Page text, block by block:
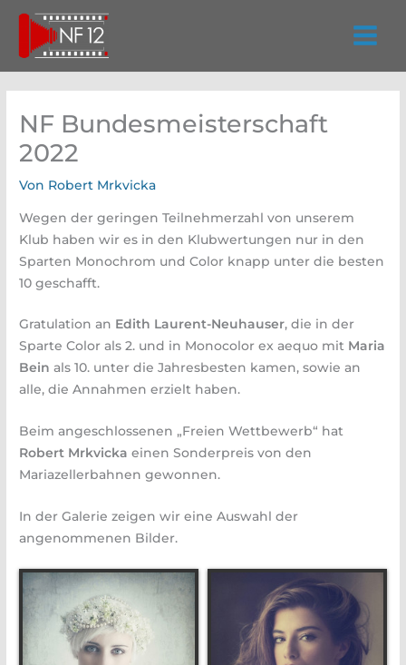
springen
NF Bundesmeisterschaft
2022
Von Robert Mrkvicka
Wegen der geringen Teilnehmerzahl von unserem
Klub haben wir es in den Klubwertungen nur in den
Sparten Monochrom und Color knapp unter die besten
10 geschafft.
Gratulation an Edith Laurent-Neuhauser, die in der
Sparte Color als 2. und in Monocolor ex aequo mit Maria
Bein als 10. unter die Jahresbesten kamen, sowie an
alle, die Annahmen erzielt haben.
Beim angeschlossenen „Freien Wettbewerb“ hat
Robert Mrkvicka einen Sonderpreis von den
Mariazellerbahnen gewonnen.
In der Galerie zeigen wir eine Auswahl der
angenommenen Bilder.